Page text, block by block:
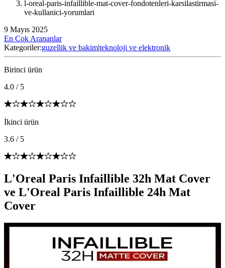
l-oreal-paris-infaillible-mat-cover-fondotenleri-karsilastirmasi-
ve-kullanici-yorumlari
9 Mayıs 2025
En Çok Arananlar
Kategoriler:guzellik ve bakim|teknoloji ve elektronik
Birinci ürün
4.0 / 5
İkinci ürün
3.6 / 5
L'Oreal Paris Infaillible 32h Mat Cover
ve L'Oreal Paris Infaillible 24h Mat
Cover